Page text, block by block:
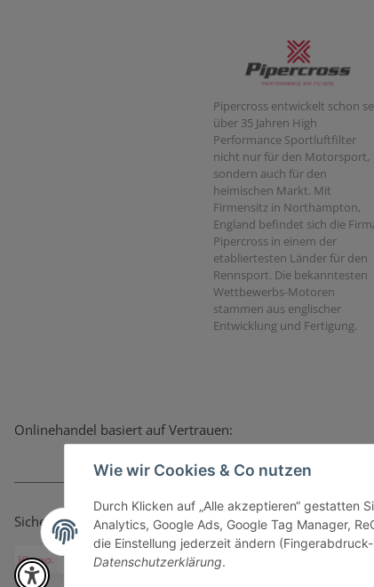
Wie wir Cookies & Co nutzen
Durch Klicken auf „Alle akzeptieren“ gestatten
Analytics, Google Ads, Google Tag Manager,
die Einstellung jederzeit ändern
Datenschutzerklärung.
Pipercross entwickelt schon
über 35 Jahren High
Performance Sportluftfilter
nicht nur für den Motorsport,
sondern auch für den
heimischen Markt. Mit
Firmensitz in Northampton,
England befindet sich die
Pipercross in einem der
etabliertesten Länder für den
Rennsport. Die bekanntesten
Wettbewerbs-Motoren
stammen aus englischer
Entwicklung und Fertigung.
Onlinehandel basiert auf Vertrauen:
Sicher bezahlen via: